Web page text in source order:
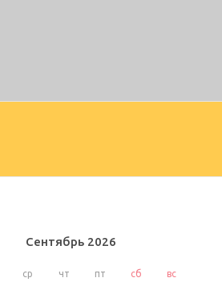
Сентябрь 2026
ср чт пт сб вс